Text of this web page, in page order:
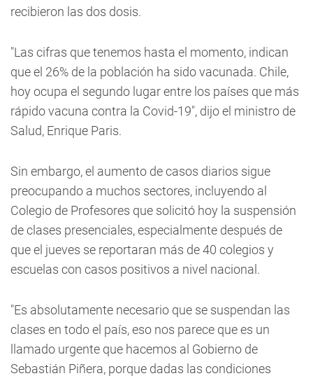
recibieron las dos dosis.
"Las cifras que tenemos hasta el momento, indican
que el 26% de la población ha sido vacunada. Chile,
hoy ocupa el segundo lugar entre los países que más
rápido vacuna contra la Covid-19", dijo el ministro de
Salud, Enrique Paris.
Sin embargo, el aumento de casos diarios sigue
preocupando a muchos sectores, incluyendo al
Colegio de Profesores que solicitó hoy la suspensión
de clases presenciales, especialmente después de
que el jueves se reportaran más de 40 colegios y
escuelas con casos positivos a nivel nacional.
"Es absolutamente necesario que se suspendan las
clases en todo el país, eso nos parece que es un
llamado urgente que hacemos al Gobierno de
Sebastián Piñera, porque dadas las condiciones